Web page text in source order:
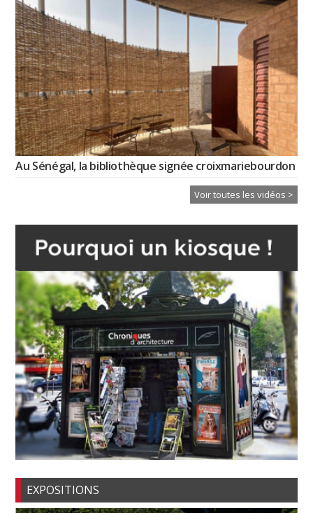
Au Sénégal, la bibliothèque signée croixmariebourdon
Voir toutes les vidéos >
EXPOSITIONS